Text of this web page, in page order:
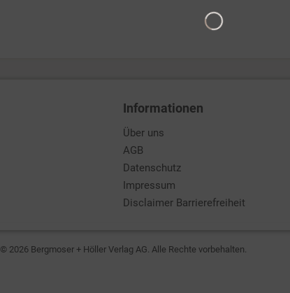
Informationen
Über uns
AGB
Datenschutz
Impressum
Disclaimer Barrierefreiheit
© 2026 Bergmoser + Höller Verlag AG. Alle Rechte vorbehalten.